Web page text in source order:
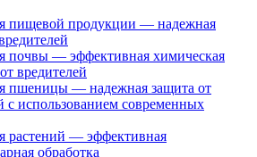
пищевой продукции — надежная
почвы — эффективная химическая
вредителей
пшеницы — надежная защита от
с использованием современных
растений — эффективная
обработка